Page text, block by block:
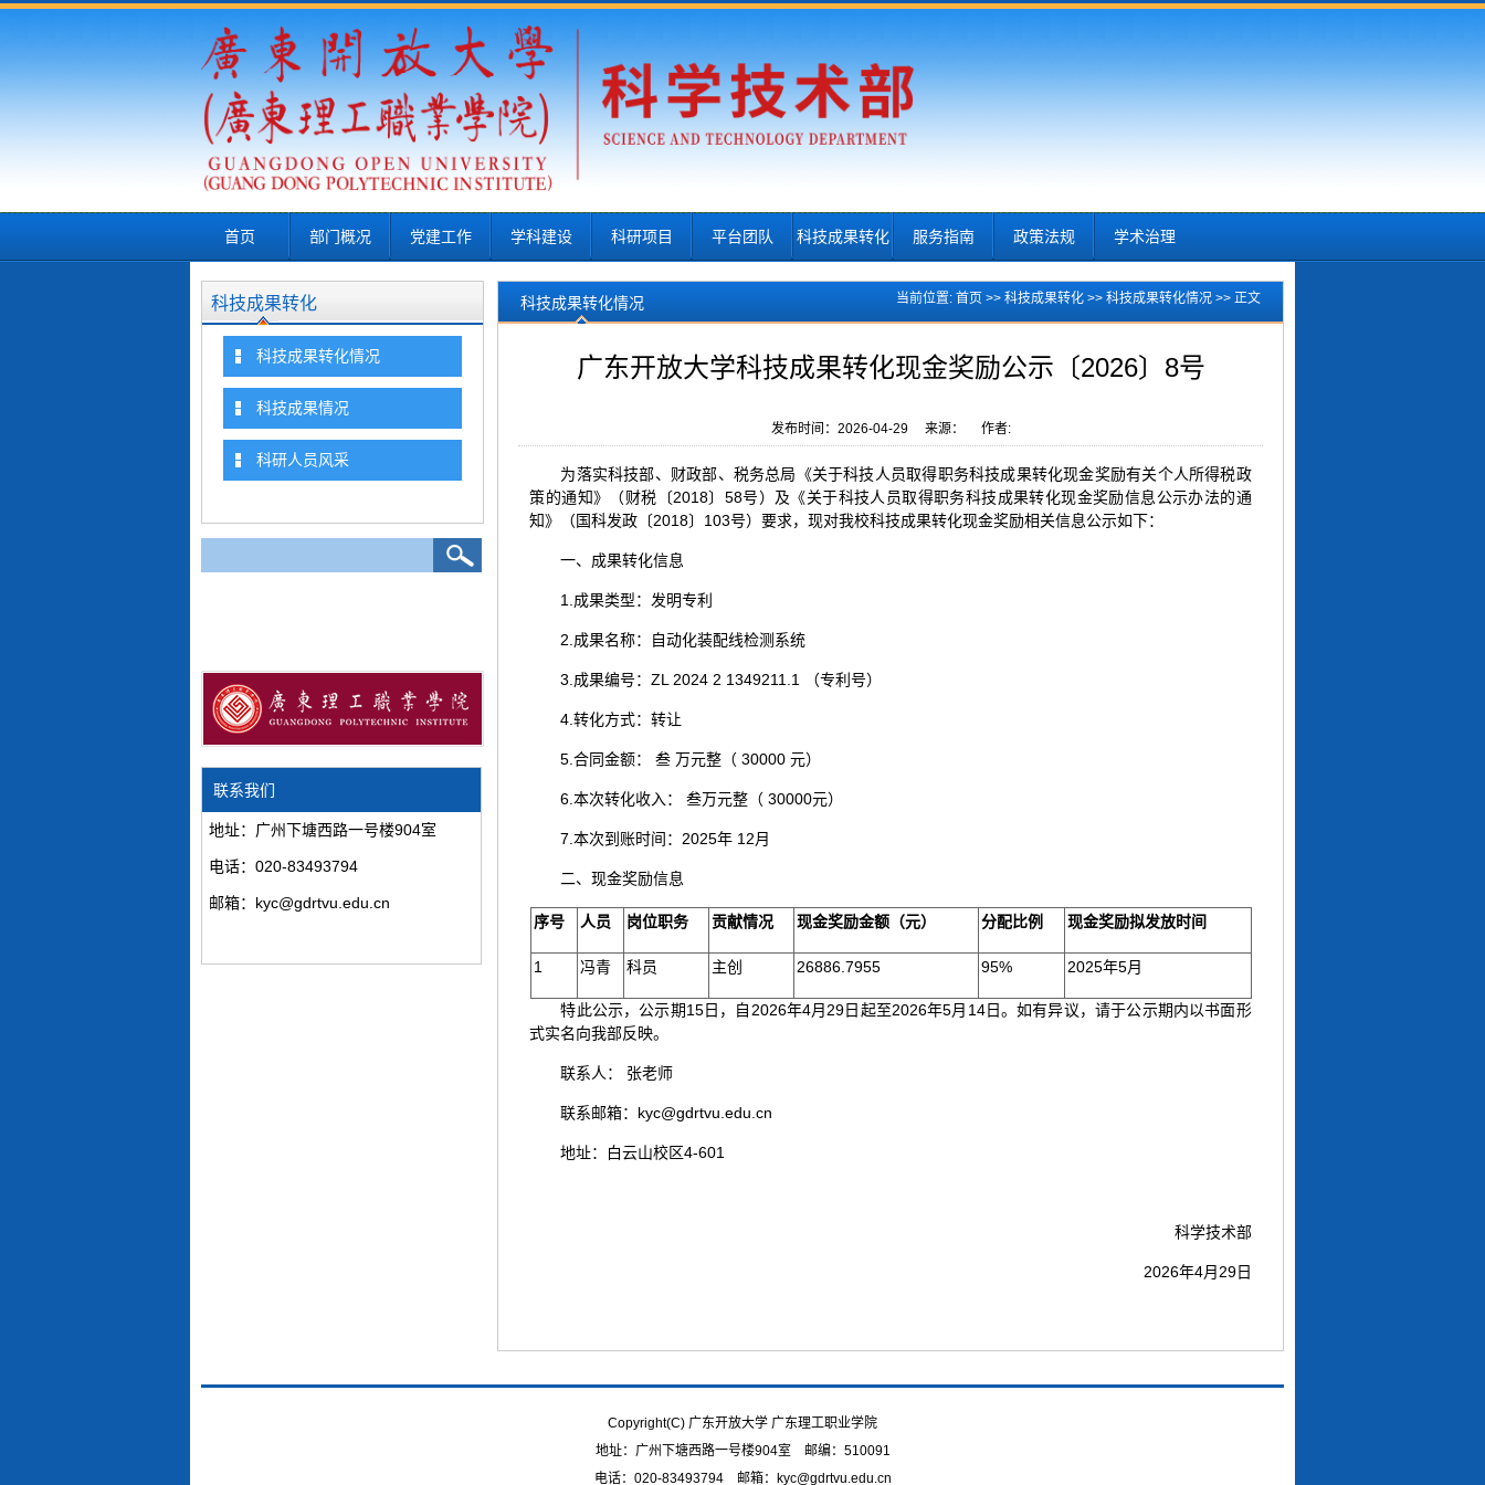
首页 部门概况 党建工作 学科建设 科研项目 平台团队 科技成果转化 服务指南 政策法规 学术治理
科技成果转化
科技成果转化情况
科技成果情况
科研人员风采
联系我们
地址：广州下塘西路一号楼904室
电话：020-83493794
邮箱：kyc@gdrtvu.edu.cn
科技成果转化情况 当前位置: 首页 >> 科技成果转化 >> 科技成果转化情况 >> 正文
广东开放大学科技成果转化现金奖励公示〔2026〕8号
发布时间：2026-04-29 来源： 作者:
为落实科技部、财政部、税务总局《关于科技人员取得职务科技成果转化现金奖励有关个人所得税政
策的通知》（财税〔2018〕58号）及《关于科技人员取得职务科技成果转化现金奖励信息公示办法的通
知》（国科发政〔2018〕103号）要求，现对我校科技成果转化现金奖励相关信息公示如下：
一、成果转化信息
1.成果类型：发明专利
2.成果名称：自动化装配线检测系统
3.成果编号：ZL 2024 2 1349211.1 （专利号）
4.转化方式：转让
5.合同金额： 叁 万元整（ 30000 元）
6.本次转化收入： 叁万元整（ 30000元）
7.本次到账时间：2025年 12月
二、现金奖励信息
序号 人员 岗位职务 贡献情况 现金奖励金额（元） 分配比例 现金奖励拟发放时间
1 冯青 科员 主创 26886.7955 95% 2025年5月
特此公示，公示期15日，自2026年4月29日起至2026年5月14日。如有异议，请于公示期内以书面形
式实名向我部反映。
联系人： 张老师
联系邮箱：kyc@gdrtvu.edu.cn
地址：白云山校区4-601
科学技术部
2026年4月29日
Copyright(C) 广东开放大学 广东理工职业学院
地址：广州下塘西路一号楼904室 邮编：510091
电话：020-83493794 邮箱：kyc@gdrtvu.edu.cn